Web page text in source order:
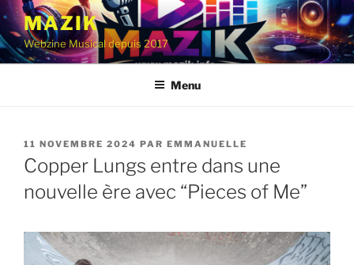
Aller
contenu
principal
MAZIK
Webzine Musical depuis 2017
Menu
PUBLIÉ
LE
11 NOVEMBRE 2024 PAR EMMANUELLE
Copper Lungs entre dans une
nouvelle ère avec “Pieces of Me”